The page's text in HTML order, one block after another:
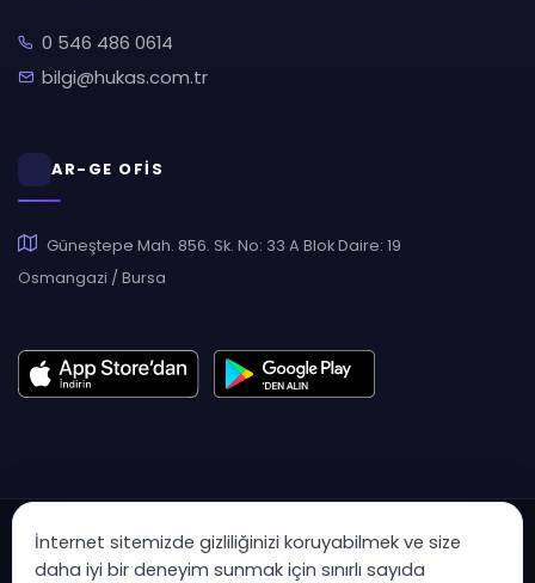
0 546 486 0614
bilgi@hukas.com.tr
AR-GE OFİS
Güneştepe Mah. 856. Sk. No: 33 A Blok Daire: 19
Osmangazi / Bursa
İnternet sitemizde gizliliğinizi koruyabilmek ve size
daha iyi bir deneyim sunmak için sınırlı sayıda